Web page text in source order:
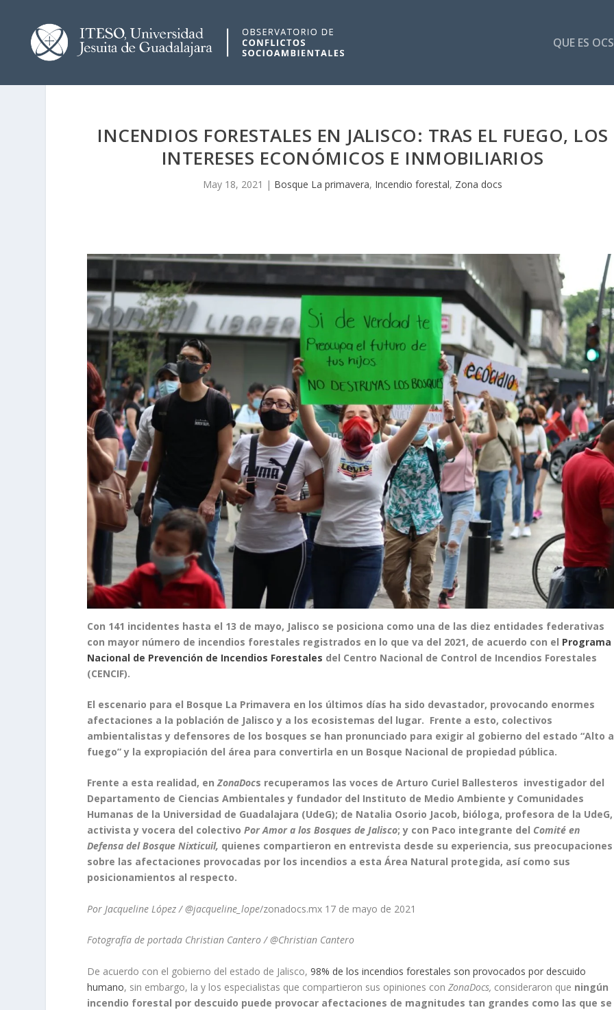
QUE ES
INCENDIOS FORESTALES EN JALISCO: TRAS EL FUEGO, LOS
INTERESES ECONÓMICOS E INMOBILIARIOS
May 18, 2021 | Bosque La primavera, Incendio forestal, Zona docs
Con 141 incidentes hasta el 13 de mayo, Jalisco se posiciona como una de las diez entidades federativas
con mayor número de incendios forestales registrados en lo que va del 2021, de acuerdo con el Programa
Nacional de Prevención de Incendios Forestales del Centro Nacional de Control de Incendios Forestales
(CENCIF).
El escenario para el Bosque La Primavera en los últimos días ha sido devastador, provocando enormes
afectaciones a la población de Jalisco y a los ecosistemas del lugar. Frente a esto, colectivos
ambientalistas y defensores de los bosques se han pronunciado para exigir al gobierno del estado “Alto
fuego” y la expropiación del área para convertirla en un Bosque Nacional de propiedad pública.
Frente a esta realidad, enZonaDocs recuperamos las voces de Arturo Curiel Ballesteros investigador del
Departamento de Ciencias Ambientales y fundador del Instituto de Medio Ambiente y Comunidades
Humanas de la Universidad de Guadalajara (UdeG); de Natalia Osorio Jacob, bióloga, profesora de la UdeG,
activista y vocera del colectivoPor Amor a los Bosques de Jalisco; y con Paco integrante del Comité en
Defensa del Bosque Nixticuil, quienes compartieron en entrevista desde su experiencia, sus preocupaciones
sobre las afectaciones provocadas por los incendios a esta Área Natural protegida, así como sus
posicionamientos al respecto.
Por Jacqueline López / @jacqueline_lope/zonadocs.mx 17 de mayo de 2021
Fotografía de portada Christian Cantero / @Christian Cantero
De acuerdo con el gobierno del estado de Jalisco,98% de los incendios forestales son provocados por descuido
humano, sin embargo, la y los especialistas que compartieron sus opiniones conZonaDocs, consideraron que ningún
incendio forestal por descuido puede provocar afectaciones de magnitudes tan grandes como las que se